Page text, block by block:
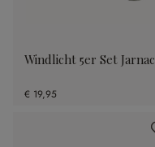
Windlicht 5er Set Jarnac
€ 19,95